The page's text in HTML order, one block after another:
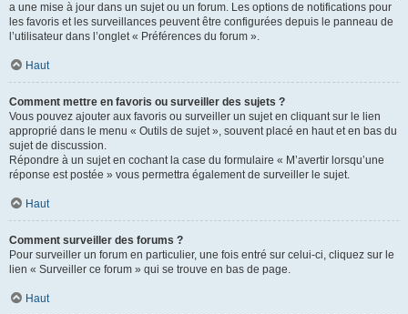
a une mise à jour dans un sujet ou un forum. Les options de notifications pour
les favoris et les surveillances peuvent être configurées depuis le panneau de
l’utilisateur dans l’onglet « Préférences du forum ».
Haut
Comment mettre en favoris ou surveiller des sujets ?
Vous pouvez ajouter aux favoris ou surveiller un sujet en cliquant sur le lien
approprié dans le menu « Outils de sujet », souvent placé en haut et en bas du
sujet de discussion.
Répondre à un sujet en cochant la case du formulaire « M’avertir lorsqu’une
réponse est postée » vous permettra également de surveiller le sujet.
Haut
Comment surveiller des forums ?
Pour surveiller un forum en particulier, une fois entré sur celui-ci, cliquez sur le
lien « Surveiller ce forum » qui se trouve en bas de page.
Haut